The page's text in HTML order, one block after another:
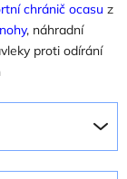
chránič ocasu z
, náhradní
proti odírání